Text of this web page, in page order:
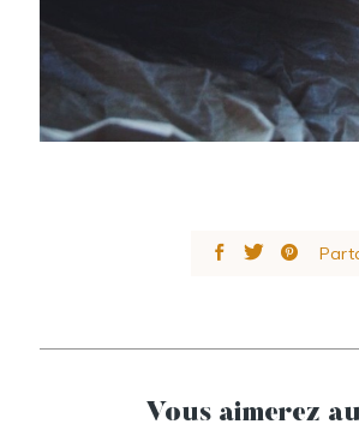
Vous aimerez